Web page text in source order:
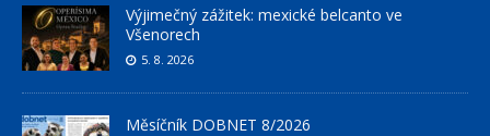
Výjimečný zážitek: mexické belcanto ve
Všenorech
5. 8. 2026
Měsíčník DOBNET 8/2026